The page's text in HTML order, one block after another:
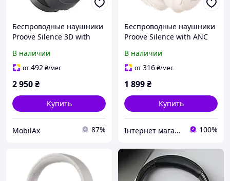
Беспроводные наушники
Proove Silence 3D with
C, 40 мм, до 75 часов
работы)
В наличии
от492₴/мес
2 950₴
Купить
MobilAx 87%
Беспроводные наушники
Proove Silence with ANC
В наличии
от316₴/мес
1 899₴
Купить
Інтернет магазин ipeoplestore 100%